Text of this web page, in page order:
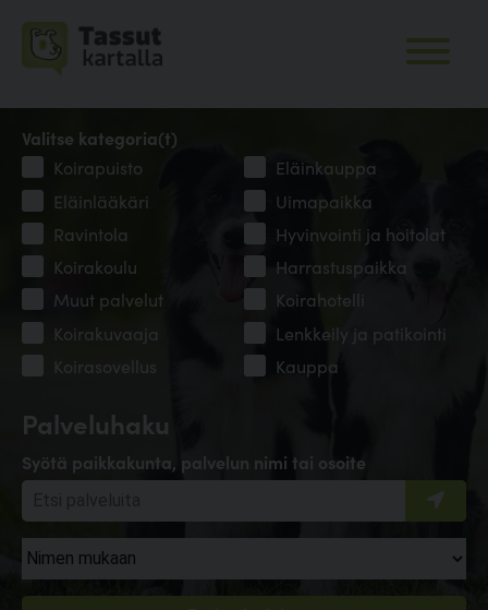
Palveluhaku
Syötä paikkakunta, palvelun nimi tai osoite
Valitse kategoria(t)
Koirapuisto
Eläinkauppa
Eläinlääkäri
Uimapaikka
Ravintola
Hyvinvointi ja hoitolat
Koirakoulu
Harrastuspaikka
Muut palvelut
Koirahotelli
Koirakuvaaja
Lenkkeily ja patikointi
Koirasovellus
Kauppa